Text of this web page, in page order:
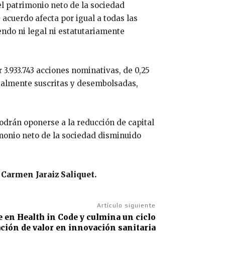
patrimonio neto de la sociedad
afecta por igual a todas las
ni legal ni estatutariamente
acciones nominativas, de 0,25
suscritas y desembolsadas,
oponerse a la reducción de capital
neto de la sociedad disminuido
Jaraiz Saliquet.
Artículo siguiente
en Health in Code y culmina un ciclo
de valor en innovación sanitaria